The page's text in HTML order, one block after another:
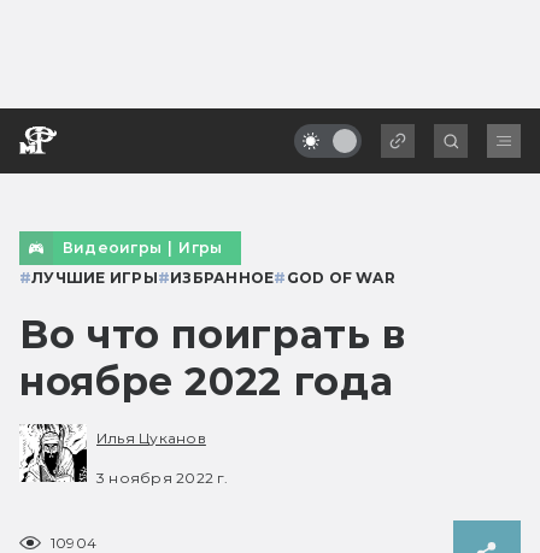
Видеоигры | Игры
#ЛУЧШИЕ ИГРЫ#ИЗБРАННОЕ# GOD OF WAR
Во что поиграть в
ноябре 2022 года
Илья Цуканов
3 ноября 2022 г.
10904